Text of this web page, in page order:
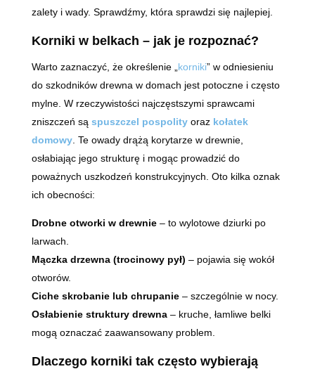
zalety i wady. Sprawdźmy, która sprawdzi się najlepiej.
Korniki w belkach – jak je rozpoznać?
Warto zaznaczyć, że określenie „ korniki” w odniesieniu
do szkodników drewna w domach jest potoczne i często
mylne. W rzeczywistości najczęstszymi sprawcami
zniszczeń są spuszczel pospolityoraz kołatek
domowy. Te owady drążą korytarze w drewnie,
osłabiając jego strukturę i mogąc prowadzić do
poważnych uszkodzeń konstrukcyjnych. Oto kilka oznak
ich obecności:
Drobne otworki w drewnie– to wylotowe dziurki po
larwach.
Mączka drzewna (trocinowy pył) – pojawia się wokół
otworów.
Ciche skrobanie lub chrupanie– szczególnie w nocy.
Osłabienie struktury drewna– kruche, łamliwe belki
mogą oznaczać zaawansowany problem.
Dlaczego korniki tak często wybierają